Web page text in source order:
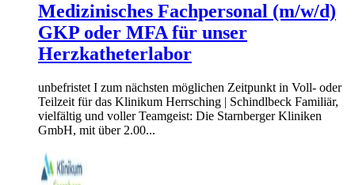
Medizinisches Fachpersonal (m/w/d)
GKP oder MFA für unser
Herzkatheterlabor
unbefristet I zum nächsten möglichen Zeitpunkt in Voll- oder
Teilzeit für das Klinikum Herrsching | Schindlbeck Familiär,
vielfältig und voller Teamgeist: Die Starnberger Kliniken
GmbH, mit über 2.00...